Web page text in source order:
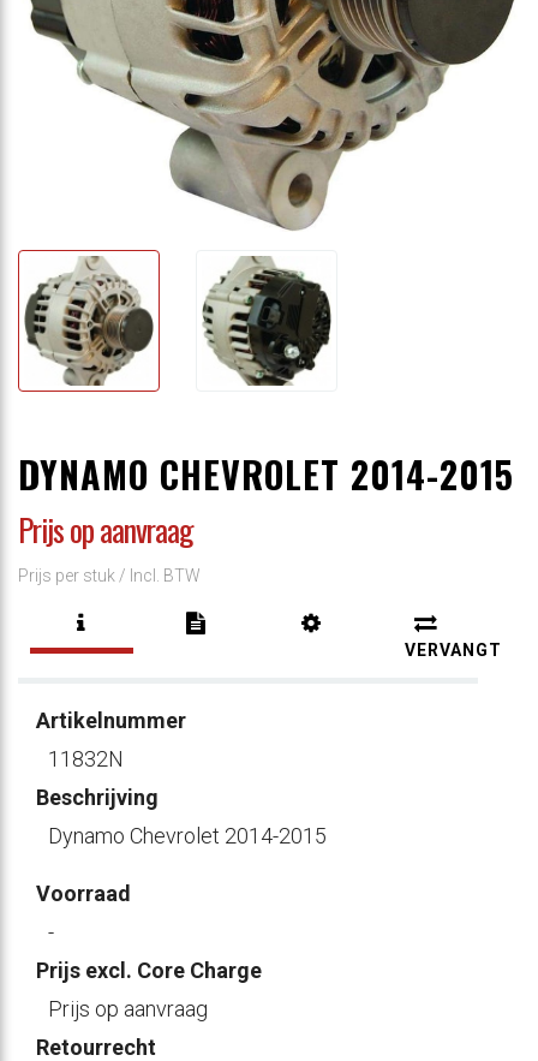
DYNAMO CHEVROLET 2014-2015
Prijs op aanvraag
Prijs per stuk / Incl. BTW
VERVANGT
Artikelnummer
11832N
Beschrijving
Dynamo Chevrolet 2014-2015
Voorraad
-
Prijs excl. Core Charge
Prijs op aanvraag
Retourrecht